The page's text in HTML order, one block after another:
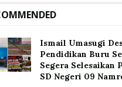
Ismail Umasugi
Pendidikan Buru
Segera Selesaikan
SD Negeri 09